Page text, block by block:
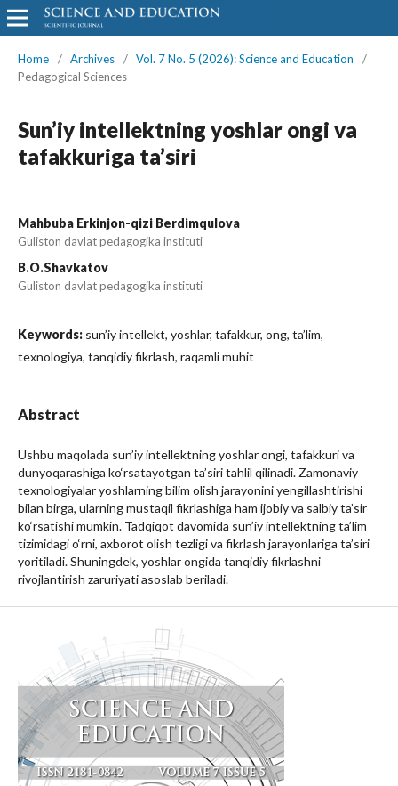
Home / Archives / Vol. 7 No. 5 (2026): Science and Education
/
Pedagogical Sciences
Sun’iy intellektning yoshlar ongi va
tafakkuriga ta’siri
Mahbuba Erkinjon-qizi Berdimqulova
Guliston davlat pedagogika instituti
B.O.Shavkatov
Guliston davlat pedagogika instituti
Keywords: sun’iy intellekt, yoshlar, tafakkur, ong, ta’lim,
texnologiya, tanqidiy fikrlash, raqamli muhit
Abstract
Ushbu maqolada sun’iy intellektning yoshlar ongi, tafakkuri va
dunyoqarashiga ko‘rsatayotgan ta’siri tahlil qilinadi. Zamonaviy
texnologiyalar yoshlarning bilim olish jarayonini yengillashtirishi
bilan birga, ularning mustaqil fikrlashiga ham ijobiy va salbiy ta’sir
ko‘rsatishi mumkin. Tadqiqot davomida sun’iy intellektning ta’lim
tizimidagi o‘rni, axborot olish tezligi va fikrlash jarayonlariga ta’siri
yoritiladi. Shuningdek, yoshlar ongida tanqidiy fikrlashni
rivojlantirish zaruriyati asoslab beriladi.